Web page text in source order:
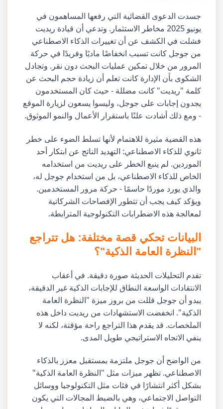
جسدت الدعوى القضائية التي رفعها المساهمون في
يونيو 2025 مخاطر الاستثمار. وتدعي أن قيادة ريديت
فشلت في الكشف عن أن تغييرات الذكاء الاصطناعي
من جوجل كانت تسبب انخفاضًا ماديًا وفريدًا في حركة
المرور من خلال تمكين عمليات البحث دون نقر. وتجادل
الشكوى بأن الإدارة كانت تعلم أن زيادة حجم البحث عن
كلمة "ريديت" كانت مضللة - حيث كان المستخدمون
يجدون إجابات على جوجل، وليسوا يسعون لزيارة الموقع
- ومع ذلك أشادت علنًا باستقرار الأعمال والنمو الموثوق.
هذه القضية مثيرة للاهتمام لأنها تسلط الضوء على خطر
ثانوي للذكاء الاصطناعي: التهديد الناتج عن ابتكار أحد
الموردين. لم ينبع الخطر على ريديت من استخدامه
الخاص للذكاء الاصطناعي، بل من استخدام جوجل له،
والذي يورد موردًا حاسمًا - حركة مرور المستخدمين.
ويؤكد كيف يجب أن تتطور الإفصاحات الشركاتية
لمعالجة هذه الاضطرابات التكنولوجية المترابطة.
البيانات تحكي قصة مختلفة: هل تتراجع
"النظرة العامة الذكية"؟
تقدم التحليلات الحديثة صورة دقيقة. في أعقاب
الانتقادات الواسعة النطاق للإجابات الذكية غير الدقيقة،
يبدو أن جوجل قللت من بروز ميزة "النظرة العامة
الذكية". انخفضت الاستشهادات من ريديت داخل هذه
الملخصات. قد يقدم هذا التراجع راحة مؤقتة، لكنه لا
ينفي الاتجاه الاستراتيجي طويل المدى.
من الواضح أن جوجل ملتزمة بمستقبل معزز بالذكاء
الاصطناعي. تظهر ميزات مثل "النظرة العامة الذكية"
بشكل أكثر انتشارًا في فئات مثل التكنولوجيا ووسائل
التواصل الاجتماعي، وهي بالضبط المجالات التي يكون